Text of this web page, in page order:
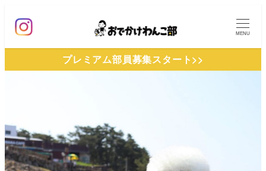
ン
ツ
へ
移
MENU
プレミアム部員募集スタート>>